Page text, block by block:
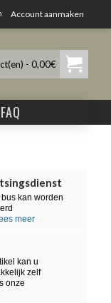
Account aanmaken
- 0,00€
bus kan worden
meer
kan u
zelf
onze